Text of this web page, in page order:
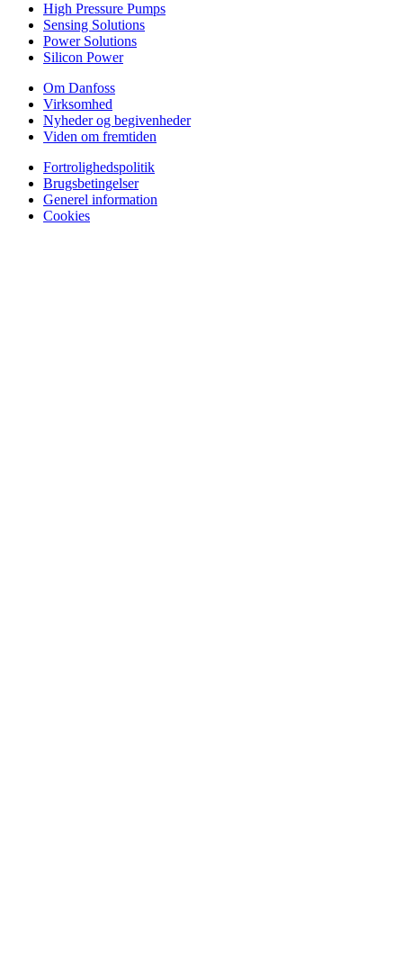
High Pressure Pumps
Sensing Solutions
Power Solutions
Silicon Power
Om Danfoss
Virksomhed
Nyheder og begivenheder
Viden om fremtiden
Fortrolighedspolitik
Brugsbetingelser
Generel information
Cookies